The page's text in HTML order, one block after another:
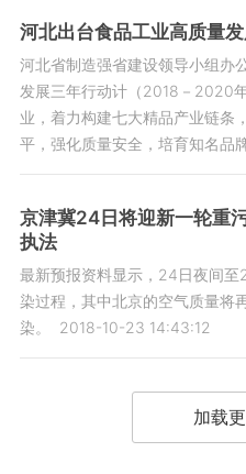
河北出台食品工业高质量
河北省制造强省建设领导小组办
发展三年行动计（2018－2020
业，着力构建七大精品产业链条
平，强化质量安全，培育知名品牌
京津冀24日将迎新一轮重
执法
最新预报资料显示，24日夜间
染过程，其中北京的空气质量将
染。
2018-10-23 14:43:12
加载